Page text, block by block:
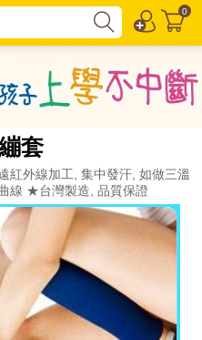
0
套
外線加工, 集中發汗, 如做三溫
線 ★台灣製造, 品質保證